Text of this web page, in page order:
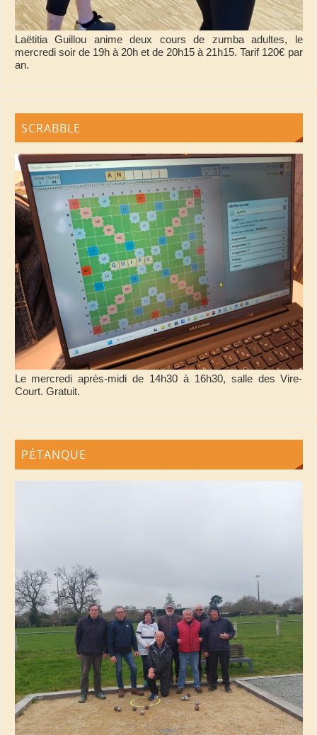
Laëtitia Guillou anime deux cours de zumba adultes, le
mercredi soir de 19h à 20h et de 20h15 à 21h15. Tarif 120€ par
an.
SCRABBLE
Le mercredi après-midi de 14h30 à 16h30, salle des Vire-
Court. Gratuit.
PÉTANQUE